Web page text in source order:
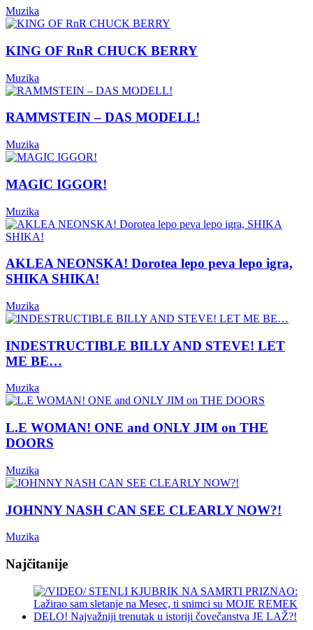
Muzika
KING OF RnR CHUCK BERRY
Muzika
RAMMSTEIN – DAS MODELL!
Muzika
MAGIC IGGOR!
Muzika
AKLEA NEONSKA! Dorotea lepo peva lepo igra,
SHIKA SHIKA!
Muzika
INDESTRUCTIBLE BILLY AND STEVE! LET
ME BE…
Muzika
L.E WOMAN! ONE and ONLY JIM on THE
DOORS
Muzika
JOHNNY NASH CAN SEE CLEARLY NOW?!
Muzika
Najčitanije